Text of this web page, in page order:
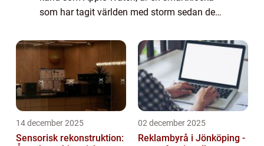
som har tagit världen med storm sedan dess
traditionellt klockur med avancerade funk...
14 december 2025
Sensorisk rekonstruktion:
02 december 2025
Reklambyrå i Jönköping -